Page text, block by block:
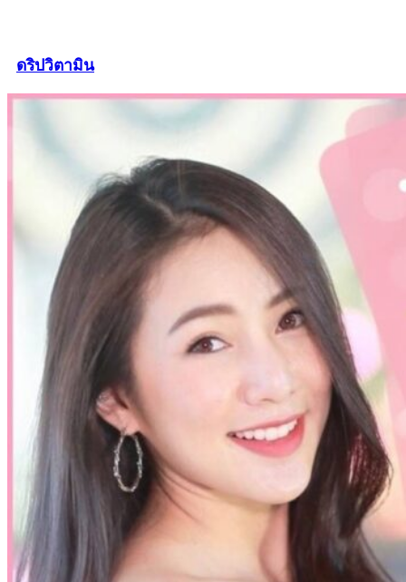
ดริปวิตามิน